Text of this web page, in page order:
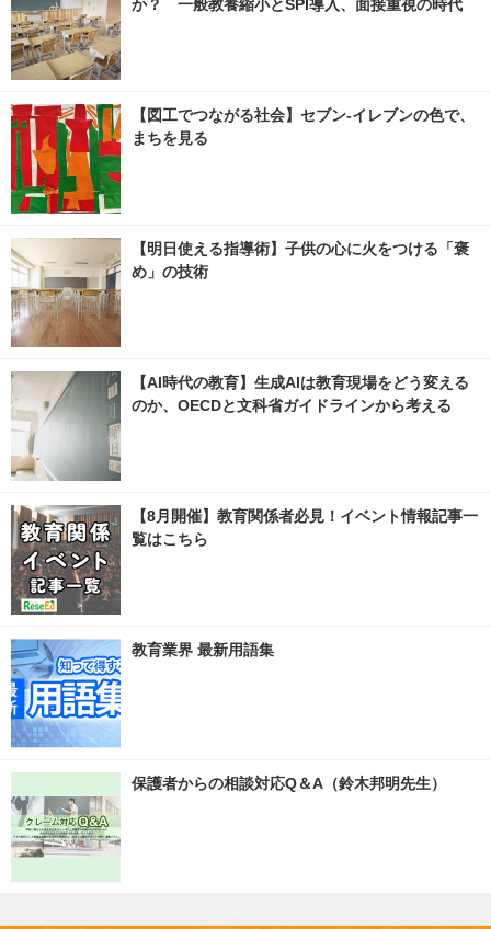
か？ 一般教養縮小とSPI導入、面接重視の時代
【図工でつながる社会】セブン‐イレブンの色で、
まちを見る
【明日使える指導術】子供の心に火をつける「褒
め」の技術
【AI時代の教育】生成AIは教育現場をどう変える
のか、OECDと文科省ガイドラインから考える
【8月開催】教育関係者必見！イベント情報記事一
覧はこちら
教育業界 最新用語集
保護者からの相談対応Q＆A（鈴木邦明先生）